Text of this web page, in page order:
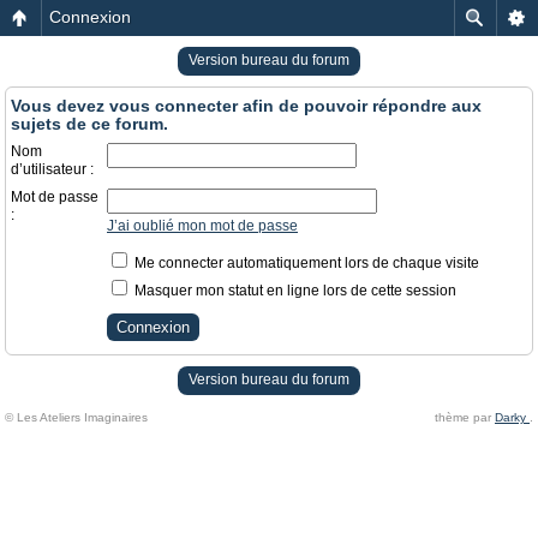
Connexion
Version bureau du forum
Vous devez vous connecter afin de pouvoir répondre aux
sujets de ce forum.
Nom
d’utilisateur :
Mot de passe
:
J’ai oublié mon mot de passe
Me connecter automatiquement lors de chaque visite
Masquer mon statut en ligne lors de cette session
Version bureau du forum
© Les Ateliers Imaginaires thème par Darky